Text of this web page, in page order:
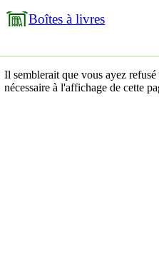
Boîtes à livres
Il semblerait que vous ayez
nécessaire à l'affichage de cette